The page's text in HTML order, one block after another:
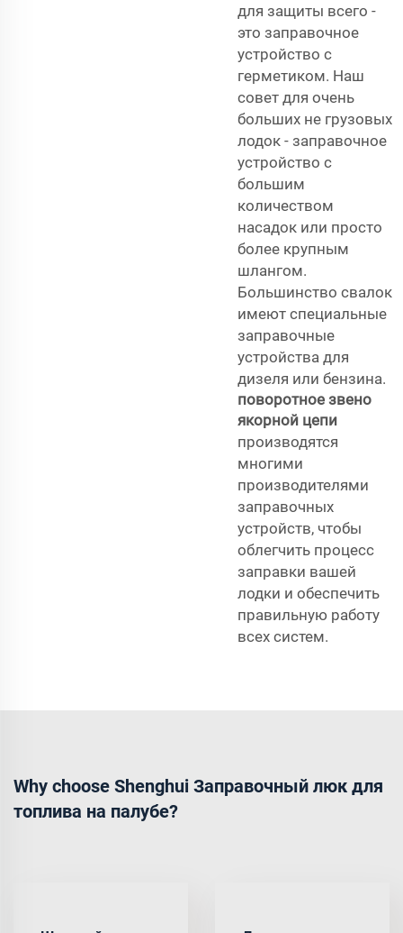
для защиты всего -
это заправочное
устройство с
герметиком. Наш
совет для очень
больших не грузовых
лодок - заправочное
устройство с
большим
количеством
насадок или просто
более крупным
шлангом.
Большинство свалок
имеют специальные
заправочные
устройства для
дизеля или бензина.
поворотное звено
якорной цепи
производятся
многими
производителями
заправочных
устройств, чтобы
облегчить процесс
заправки вашей
лодки и обеспечить
правильную работу
всех систем.
Why choose Shenghui Заправочный люк для
топлива на палубе?